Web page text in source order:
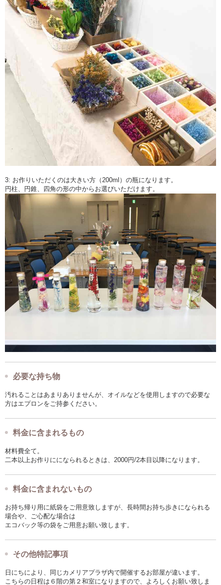
3: お作りいただくのは大きい方（200ml）の瓶になります。
円柱、円錐、四角の形の中からお選びいただけます。
必要な持ち物
汚れることはあまりありませんが、オイルなどを使用しますので必要な
方はエプロンをご持参ください。
料金に含まれるもの
材料費全て。
二本以上お作りにになられるときは、2000円/2本目以降になります。
料金に含まれないもの
お持ち帰り用に紙袋をご用意致しますが、長時間お持ち歩きになられる
場合や、ご心配な場合は
エコバック等の袋をご用意お願い致します。
その他特記事項
日にちにより、同じカメリアプラザ内で開催するお部屋が違います。
こちらの日程は６階の第２和室になりますので、よろしくお願い致しま